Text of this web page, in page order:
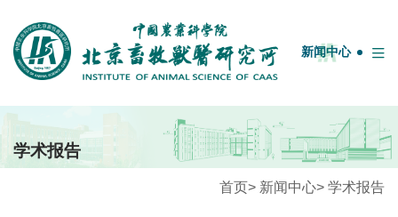
首页
牧医概况
新闻中心
学术报告
首页> 新闻中心> 学术报告